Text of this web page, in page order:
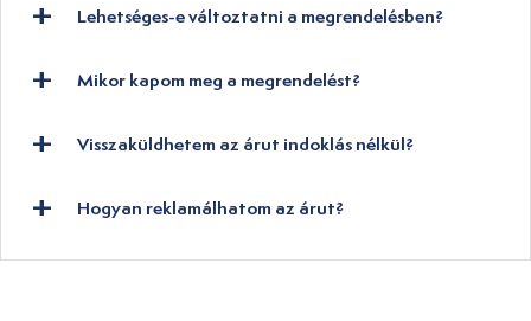
Lehetséges-e változtatni a megrendelésben?
Mikor kapom meg a megrendelést?
Visszaküldhetem az árut indoklás nélkül?
Hogyan reklamálhatom az árut?